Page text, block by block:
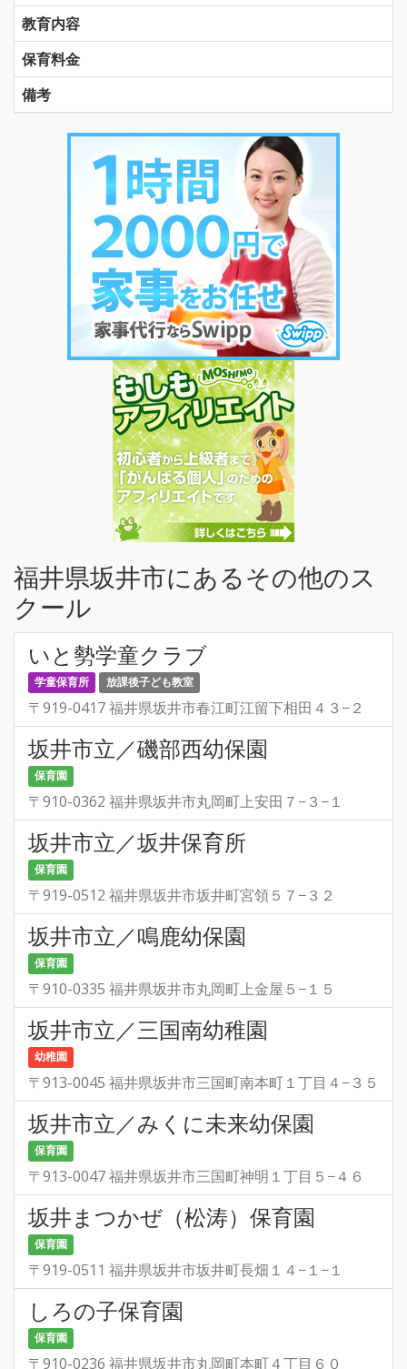
教育内容
保育料金
備考
福井県坂井市にあるその他のス
クール
いと勢学童クラブ
学童保育所 放課後子ども教室
〒919-0417 福井県坂井市春江町江留下相田４３−２
坂井市立／磯部西幼保園
保育園
〒910-0362 福井県坂井市丸岡町上安田７−３−１
坂井市立／坂井保育所
保育園
〒919-0512 福井県坂井市坂井町宮領５７−３２
坂井市立／鳴鹿幼保園
保育園
〒910-0335 福井県坂井市丸岡町上金屋５−１５
坂井市立／三国南幼稚園
幼稚園
〒913-0045 福井県坂井市三国町南本町１丁目４−３５
坂井市立／みくに未来幼保園
保育園
〒913-0047 福井県坂井市三国町神明１丁目５−４６
坂井まつかぜ（松涛）保育園
保育園
〒919-0511 福井県坂井市坂井町長畑１４−１−１
しろの子保育園
保育園
〒910-0236 福井県坂井市丸岡町本町４丁目６０